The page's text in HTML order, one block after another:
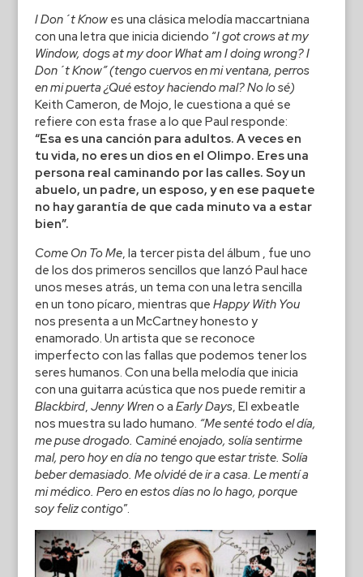
I Don´t Knowes una clásica melodía maccartniana
con una letra que inicia diciendo “I got crows at my
Window, dogs at my door What am I doing wrong? I
Don´t Know” (tengo cuervos en mi ventana, perros
en mi puerta ¿Qué estoy haciendo mal? No lo sé)
Keith Cameron, de Mojo, le cuestiona a qué se
refiere con esta frase a lo que Paul responde:
“Esa es una canción para adultos. A veces en
tu vida, no eres un dios en el Olimpo. Eres una
persona real caminando por las calles. Soy un
abuelo, un padre, un esposo, y en ese paquete
no hay garantía de que cada minuto va a estar
bien”.
Come On To Me, la tercer pista del álbum , fue uno
de los dos primeros sencillos que lanzó Paul hace
unos meses atrás, un tema con una letra sencilla
en un tono pícaro, mientras que Happy With You
nos presenta a un McCartney honesto y
enamorado. Un artista que se reconoce
imperfecto con las fallas que podemos tener los
seres humanos. Con una bella melodía que inicia
con una guitarra acústica que nos puede remitir a
Blackbird, Jenny Wreno a Early Days, El exbeatle
nos muestra su lado humano. “Me senté todo el día,
me puse drogado. Caminé enojado, solía sentirme
mal, pero hoy en día no tengo que estar triste. Solía
beber demasiado. Me olvidé de ir a casa. Le mentí a
mi médico. Pero en estos días no lo hago, porque
soy feliz contigo”.